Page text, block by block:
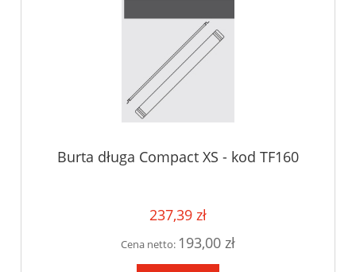
Burta długa Compact XS - kod TF160
237,39 zł
Cena netto: 193,00 zł